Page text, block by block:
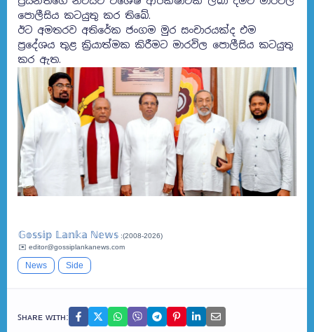
පොලීසිය කටයුතු කර තිබේ.
ඊට අමතරව අතිරේක ජංගම මුර සංචාරයක්ද එම
ප්‍රදේශය තුළ ක්‍රියාත්මක කිරීමට මාරවිල පොලීසිය කටයුතු
කර ඇත.
𝔾𝕠𝕤𝕤𝕚𝕡 𝕃𝕒𝕟𝕜𝕒 ℕ𝕖𝕨𝕤 :(2008-2026)
✉️ editor@gossiplankanews.com
News Side
ꜱʜᴀʀᴇ ᴡɪᴛʜ: